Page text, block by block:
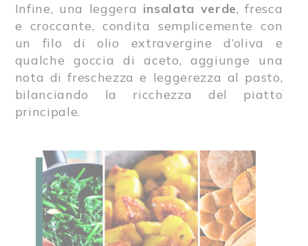
Infine, una leggera insalata verde, fresca
e croccante, condita semplicemente con
un filo di olio extravergine d’oliva e
qualche goccia di aceto, aggiunge una
nota di freschezza e leggerezza al pasto,
bilanciando la ricchezza del piatto
principale.